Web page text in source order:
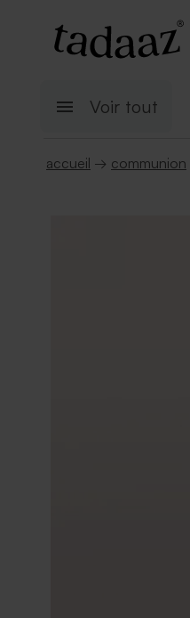
Voir tout
accueil → communion